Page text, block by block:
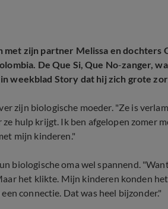
zijn partner Melissa en dochters
De Que Si, Que No-zanger,
weekblad Story dat hij zich grote
zijn biologische moeder. "Ze is
hulp krijgt. Ik ben afgelopen zomer
mijn kinderen."
biologische oma wel spannend.
het klikte. Mijn kinderen konden
connectie. Dat was heel bijzonder."